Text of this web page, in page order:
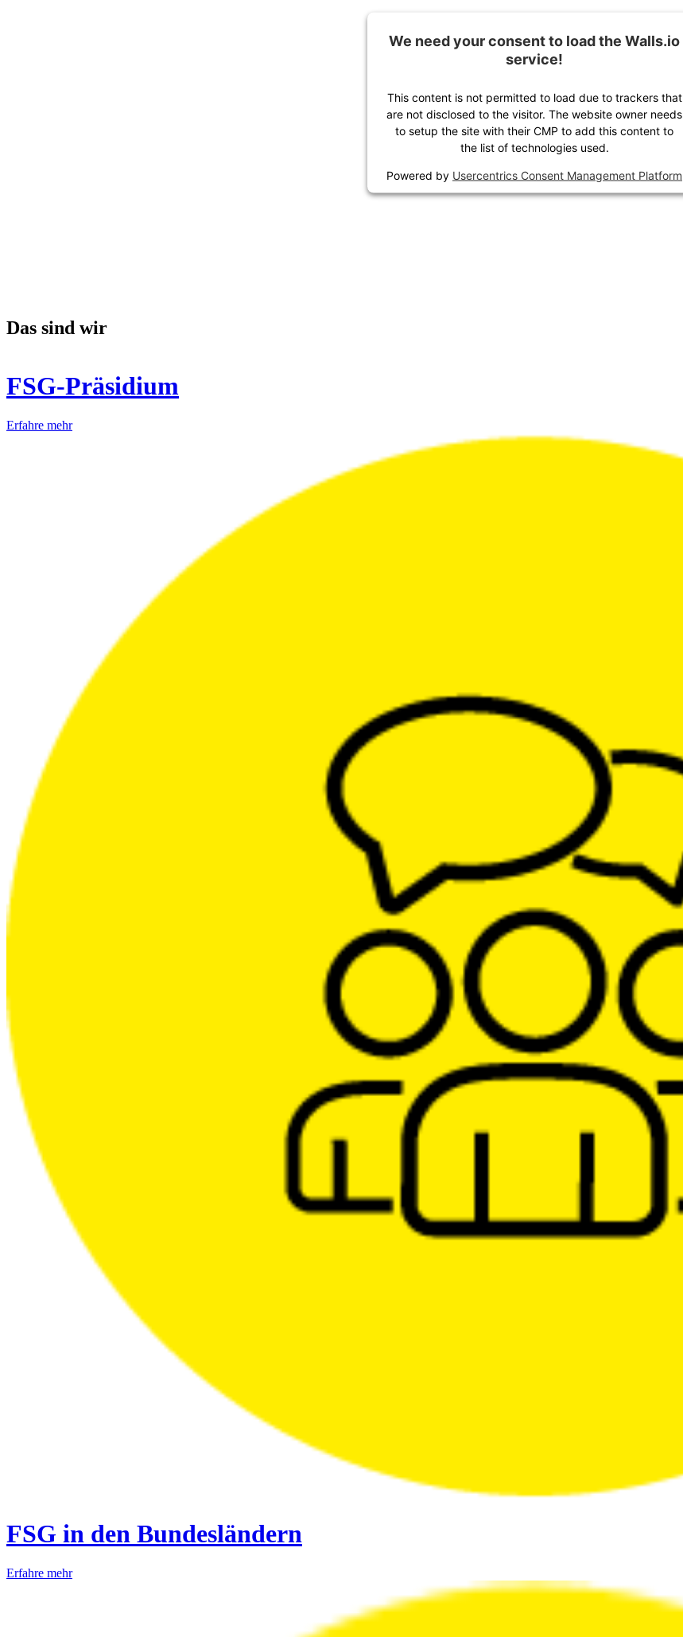
We need your consent to load the Walls.io
service!
This content is not permitted to load due to trackers that
are not disclosed to the visitor. The website owner needs
to setup the site with their CMP to add this content to
the list of technologies used.
Powered by Usercentrics Consent Management Platform
Das sind wir
FSG-Präsidium
Erfahre mehr
FSG in den Bundesländern
Erfahre mehr